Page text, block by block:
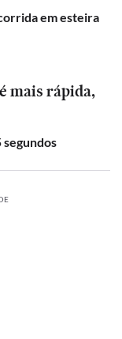
em esteira
mais rápida,
segundos